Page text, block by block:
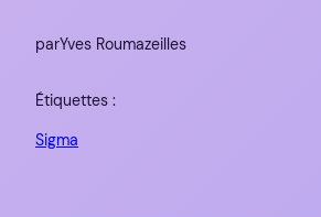
parYves Roumazeilles
Étiquettes :
Sigma